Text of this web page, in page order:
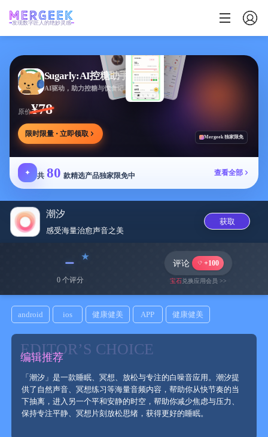
发现数字匠人的绝妙灵感
Sugarly:AI控糖助手
AI驱动，助力控糖与饮食记录，提供个性化建议
原价¥78
限时限量 · 立即领取 Mergeek 独家限免
✦ 共 80 款精选产品独家限免中 查看全部
潮汐
感受海量治愈声音之美
获取
﹣
0 个评分
评论 +100
宝石兑换应用会员 >>
android ios 健康健美 APP 健康健美
EDITOR’S CHOICE
编辑推荐
「潮汐」是一款睡眠、冥想、放松与专注的白噪音应用。潮汐提
供了自然声音、冥想练习等海量音频内容，帮助你从快节奏的当
下抽离，进入另一个平和安静的时空，帮助你减少焦虑与压力、
保持专注平静、冥想片刻放松思绪，获得更好的睡眠。